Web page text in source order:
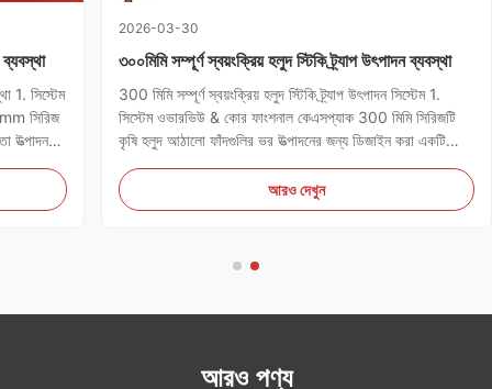
1. সিস্টেম
সিরিজ
উত্পাদন
2026-03-30
৩০০মিমি সম্পূর্ণ স্বয়ংক্রিয় হলুদ স্টিকি ট্র্যাপ উৎপাদন ব্যবস্থা
300 মিমি সম্পূর্ণ স্বয়ংক্রিয় হলুদ স্টিকি ট্র্যাপ উৎপাদন সিস্টেম 1.
সিস্টেম ওভারভিউ & কোর ফাংশনাল কেএসপ্যাক 300 মিমি সিরিজটি
কৃষি হলুদ আঠালো ফাঁদগুলির ভর উত্পাদনের জন্য ডিজাইন করা একটি
মধ্যে একাধিক যান্ত্রিক প্রক্রিয়া একত্রিত কর...
আরও দেখুন
আরও পণ্য